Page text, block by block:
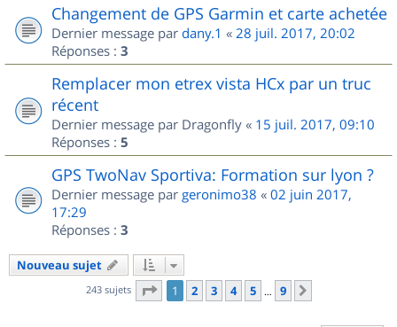
Changement de GPS Garmin et carte achetée
Dernier message par dany.1 « 28 juil. 2017, 20:02
Réponses : 3
Remplacer mon etrex vista HCx par un truc
récent
Dernier message par Dragonfly « 15 juil. 2017, 09:10
Réponses : 5
GPS TwoNav Sportiva: Formation sur lyon ?
Dernier message par geronimo38 « 02 juin 2017,
17:29
Réponses : 3
Nouveau sujet
243 sujets Page 1sur
1 2 3 4 5 … 9